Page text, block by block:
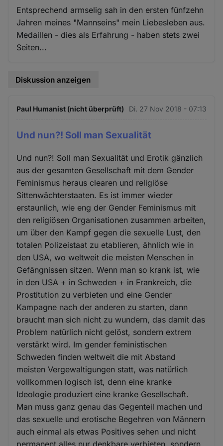
Entsprechend armselig sah in den ersten fünfzehn
Jahren meines "Mannseins" mein Liebesleben aus.
Medaillen - dies als Erfahrung - haben stets zwei
Seiten...
Diskussion anzeigen
Paul Humanist (nicht überprüft) Di. 27 Nov 2018 - 07:13
Und nun?! Soll man Sexualität
Und nun?! Soll man Sexualität und Erotik gänzlich
aus der gesamten Gesellschaft mit dem Gender
Feminismus heraus clearen und religiöse
Sittenwächterstaaten. Es ist immer wieder
erstaunlich, wie eng der Gender Feminismus mit
den religiösen Organisationen zusammen arbeiten,
um über den Kampf gegen die sexuelle Lust, den
totalen Polizeistaat zu etablieren, ähnlich wie in
den USA, wo weltweit die meisten Menschen in
Gefängnissen sitzen. Wenn man so krank ist, wie
in den USA + in Schweden + in Frankreich, die
Prostitution zu verbieten und eine Gender
Kampagne nach der anderen zu starten, dann
braucht man sich nicht zu wundern, das damit das
Problem natürlich nicht gelöst, sondern extrem
verstärkt wird. Im gender feministischen
Schweden finden weltweit die mit Abstand
meisten Vergewaltigungen statt, was natürlich
vollkommen logisch ist, denn eine kranke
Ideologie produziert eine kranke Gesellschaft.
Man muss ganz genau das Gegenteil machen und
das sexuelle und erotische Begehren von Männern
auch einmal als etwas Positives sehen und nicht
permanent alles nur denkbare verbieten, sondern